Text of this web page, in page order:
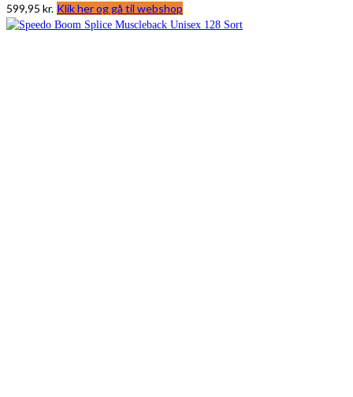
599,95 kr. Klik her og gå til webshop